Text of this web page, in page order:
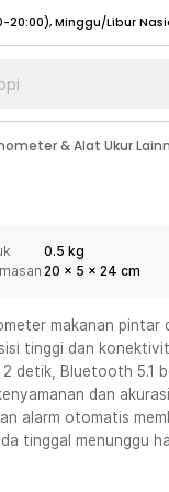
- 20:00), Sabtu -
Sabtu - Minggu/
Sabtu - Minggu/
20:00), Minggu/Libur
20:00), Minggu/Libur
- 20:00), Sabtu -
Sabtu - Minggu/
Sabtu - Minggu/
& Alat Ukur
0.5 kg
20 x 5 x 24 cm
makanan pintar
tinggi dan
detik, Bluetooth 5.1
dan
alarm otomatis
tinggal menunggu